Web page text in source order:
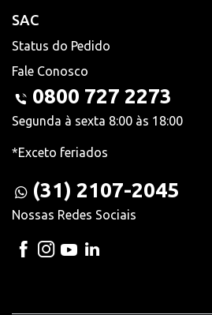
SAC
Status do Pedido
Fale Conosco
0800 727 2273
Segunda à sexta 8:00 às 18:00
*Exceto feriados
(31) 2107-2045
Nossas Redes Sociais